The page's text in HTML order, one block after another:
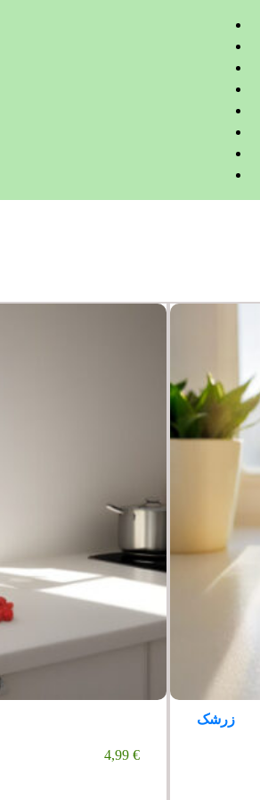
زرشک
€
4,99